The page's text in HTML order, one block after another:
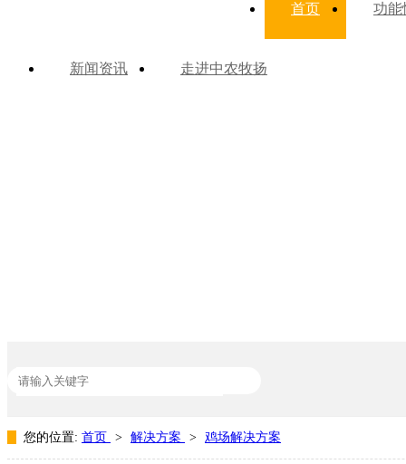
首页 功能
新闻资讯 走进中农牧扬
热门关键词：动物生长素 猪饲料添加剂 饲料用着色剂
您的位置: 首页 > 解决方案 > 鸡场解决方案